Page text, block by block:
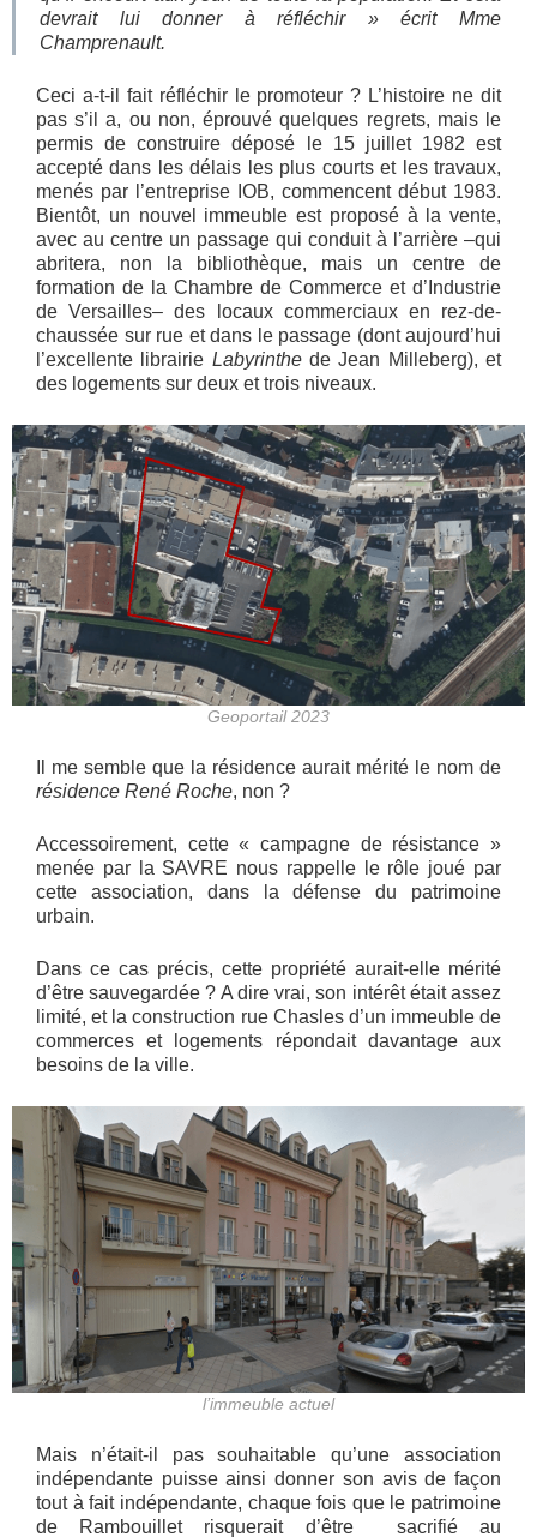
devrait lui donner à réfléchir »écrit Mme
Champrenault.
Ceci a-t-il fait réfléchir le promoteur ? L’histoire ne dit
pas s’il a, ou non, éprouvé quelques regrets, mais le
permis de construire déposé le 15 juillet 1982 est
accepté dans les délais les plus courts et les travaux,
menés par l’entreprise IOB, commencent début 1983.
Bientôt, un nouvel immeuble est proposé à la vente,
avec au centre un passage qui conduit à l’arrière –qui
abritera, non la bibliothèque, mais un centre de
formation de la Chambre de Commerce et d’Industrie
de Versailles– des locaux commerciaux en rez-de-
chaussée sur rue et dans le passage (dont aujourd’hui
l’excellente librairie Labyrinthede Jean Milleberg), et
des logements sur deux et trois niveaux.
Geoportail 2023
Il me semble que la résidence aurait mérité le nom de
résidence René Roche, non ?
Accessoirement, cette « campagne de résistance »
menée par la SAVRE nous rappelle le rôle joué par
cette association, dans la défense du patrimoine
urbain.
Dans ce cas précis, cette propriété aurait-elle mérité
d’être sauvegardée ? A dire vrai, son intérêt était assez
limité, et la construction rue Chasles d’un immeuble de
commerces et logements répondait davantage aux
besoins de la ville.
l’immeuble actuel
Mais n’était-il pas souhaitable qu’une association
indépendante puisse ainsi donner son avis de façon
tout à fait indépendante, chaque fois que le patrimoine
de Rambouillet risquerait d’être sacrifié au